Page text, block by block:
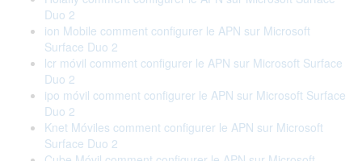
Duo 2
ion Mobile comment configurer le APN sur Microsoft
Surface Duo 2
lcr móvil comment configurer le APN sur Microsoft Surface
Duo 2
ipo móvil comment configurer le APN sur Microsoft Surface
Duo 2
Knet Móviles comment configurer le APN sur Microsoft
Surface Duo 2